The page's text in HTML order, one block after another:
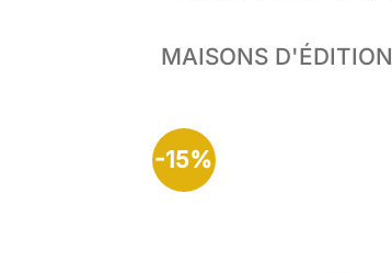
MAISONS D'ÉDITION
-15%